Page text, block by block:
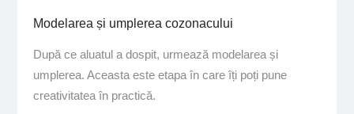
Modelarea și umplerea cozonacului
După ce aluatul a dospit, urmează modelarea și
umplerea. Aceasta este etapa în care îți poți pune
creativitatea în practică.